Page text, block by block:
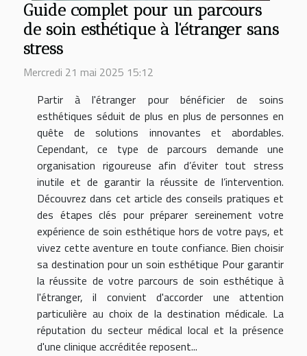
Guide complet pour un parcours
de soin esthétique à l'étranger sans
stress
Mercredi 21 mai 2025 15:12
Partir à l'étranger pour bénéficier de soins
esthétiques séduit de plus en plus de personnes en
quête de solutions innovantes et abordables.
Cependant, ce type de parcours demande une
organisation rigoureuse afin d’éviter tout stress
inutile et de garantir la réussite de l’intervention.
Découvrez dans cet article des conseils pratiques et
des étapes clés pour préparer sereinement votre
expérience de soin esthétique hors de votre pays, et
vivez cette aventure en toute confiance. Bien choisir
sa destination pour un soin esthétique Pour garantir
la réussite de votre parcours de soin esthétique à
l'étranger, il convient d'accorder une attention
particulière au choix de la destination médicale. La
réputation du secteur médical local et la présence
d'une clinique accréditée reposent...